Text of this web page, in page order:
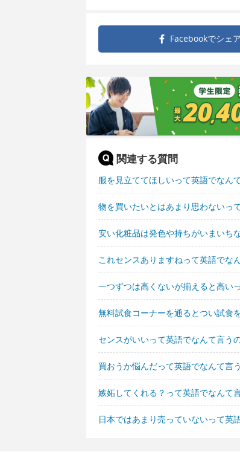
Facebookでシェア
関連する質問
服を見立ててほしいって英語でなん
物を買いたいとはあまり思わないっ
安い化粧品は発色や持ちがいまいち
これセンスありますねって英語でな
一つずつは高くないが揃えると高い
無料試食コーナーを通るとつい試食
センスがいいって英語でなんて言う
買おうか悩んだって英語でなんて言
嫉妬してくれる？って英語でなんて
日本ではあまり売っていないって英